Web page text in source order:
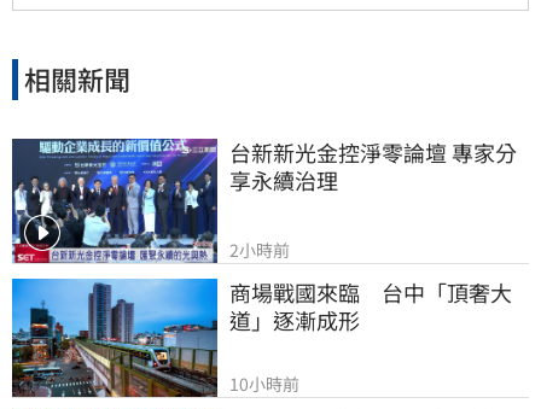
相關新聞
台新新光金控淨零論壇 專家分
享永續治理
2小時前
商場戰國來臨　台中「頂奢大
道」逐漸成形
10小時前